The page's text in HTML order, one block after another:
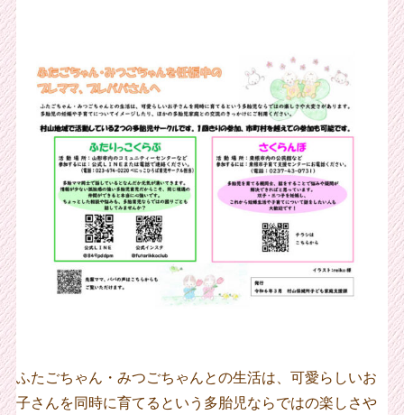
ふたごちゃん・みつごちゃんとの生活は、可愛らしいお
子さんを同時に育てるという多胎児ならではの楽しさや